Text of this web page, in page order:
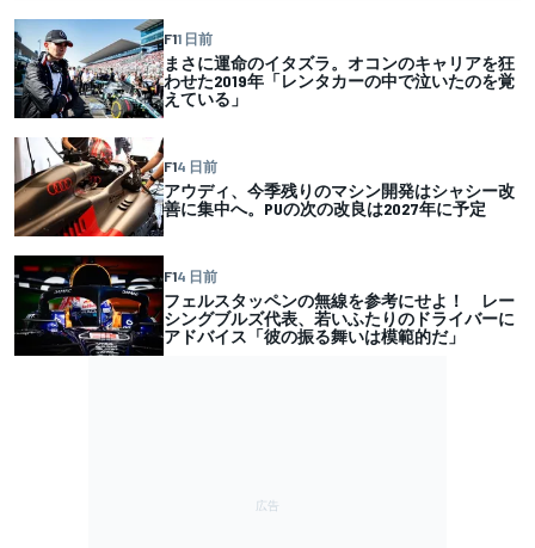
F11 日前
まさに運命のイタズラ。オコンのキャリアを狂
わせた2019年「レンタカーの中で泣いたのを覚
えている」
F14 日前
アウディ、今季残りのマシン開発はシャシー改
善に集中へ。PUの次の改良は2027年に予定
F14 日前
フェルスタッペンの無線を参考にせよ！ レー
シングブルズ代表、若いふたりのドライバーに
アドバイス「彼の振る舞いは模範的だ」